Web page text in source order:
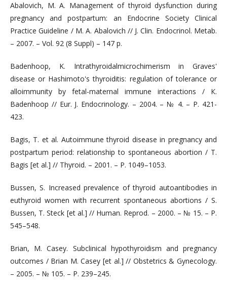
Abalovich, M. А. Management of thyroid dysfunction during
pregnancy and postpartum: an Endocrine Society Clinical
Practice Guideline / М. А. Abalovich // J. Clin. Endocrinol. Metab.
– 2007. – Vol. 92 (8 Suppl) – 147 р.
Badenhoop, K. Intrathyroidalmicrochimerism in Graves'
disease or Hashimoto's thyroiditis: regulation of tolerance or
alloimmunity by fetal-maternal immune interactions / К.
Badenhoop // Eur. J. Endocrinology. – 2004. – № 4. – Р. 421-
423.
Bagis, T. et al. Autoimmune thyroid disease in pregnancy and
postpartum period: relationship to spontaneous abortion / T.
Bagis [et al.] // Thyroid. – 2001. – Р. 1049–1053.
Bussen, S. Increased prevalence of thyroid autoantibodies in
euthyroid women with recurrent spontaneous abortions / S.
Bussen, T. Steck [et al.] // Human. Reprod. – 2000. – № 15. – Р.
545–548.
Brian, M. Casey. Subclinical hypothyroidism and pregnancy
outcomes / Brian M. Casey [et al.] // Obstetrics & Gynecology.
– 2005. – № 105. – Р. 239–245.